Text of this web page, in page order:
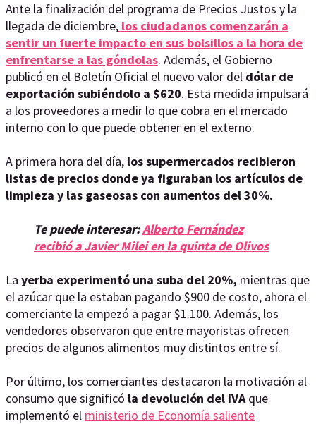
Ante la finalización del programa de Precios Justos y la
llegada de diciembre, los ciudadanos comenzarán a
sentir un fuerte impacto en sus bolsillos a la hora de
enfrentarse a las góndolas. Además, el Gobierno
publicó en el Boletín Oficial el nuevo valor del dólar de
exportación subiéndolo a $620. Esta medida impulsará
a los proveedores a medir lo que cobra en el mercado
interno con lo que puede obtener en el externo.
A primera hora del día, los supermercados recibieron
listas de precios donde ya figuraban los artículos de
limpieza y las gaseosas con aumentos del 30%.
Te puede interesar:Alberto Fernández
recibió a Javier Milei en la quinta de Olivos
La yerba experimentó una suba del 20%, mientras que
el azúcar que la estaban pagando $900 de costo, ahora el
comerciante la empezó a pagar $1.100. Además, los
vendedores observaron que entre mayoristas ofrecen
precios de algunos alimentos muy distintos entre sí.
Por último, los comerciantes destacaron la motivación al
consumo que significó la devolución del IVAque
implementó el ministerio de Economía saliente